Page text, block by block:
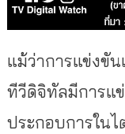
แม้ว่าการแข่งขั
ทีวีดิจิทัลมีการแ
ประกอบการใน